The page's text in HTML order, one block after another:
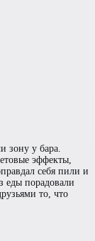
зону у бара.
эффекты,
себя пили и
еды порадовали
то, что